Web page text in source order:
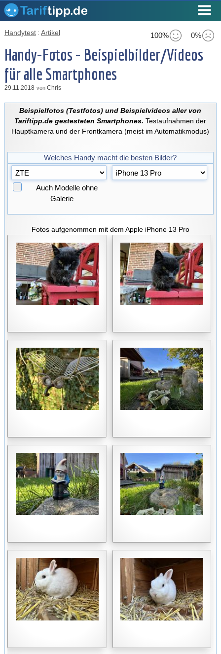
100% 0%
Handytest : Artikel
Handy-Fotos - Beispielbilder/Videos
für alle Smartphones
29.11.2018 von Chris
Beispielfotos (Testfotos) und Beispielvideos aller von
Tariftipp.de gestesteten Smartphones. Testaufnahmen der
Hauptkamera und der Frontkamera (meist im Automatikmodus)
Welches Handy macht die besten Bilder?
Auch Modelle ohne
Galerie
Fotos aufgenommen mit dem Apple iPhone 13 Pro